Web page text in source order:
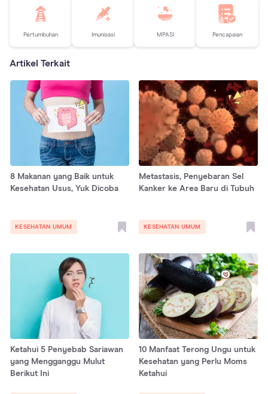
Pertumbuhan Imunisasi MPASI Pencapaian
Artikel Terkait
8 Makanan yang Baik untuk
Kesehatan Usus, Yuk Dicoba
KESEHATAN UMUM
Metastasis, Penyebaran Sel
Kanker ke Area Baru di Tubuh
KESEHATAN UMUM
Ketahui 5 Penyebab Sariawan
yang Mengganggu Mulut
Berikut Ini
10 Manfaat Terong Ungu untuk
Kesehatan yang Perlu Moms
Ketahui